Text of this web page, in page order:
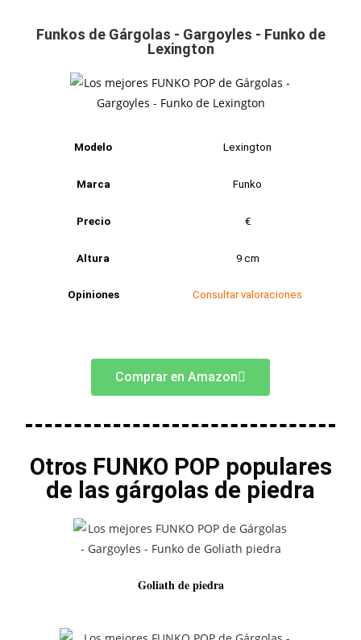
Funkos de Gárgolas - Gargoyles - Funko de
Lexington
Modelo Lexington
Marca Funko
Precio €
Altura 9 cm
Opiniones Consultar valoraciones
Comprar en Amazon
Otros FUNKO POP populares
de las gárgolas de piedra
Goliath de piedra